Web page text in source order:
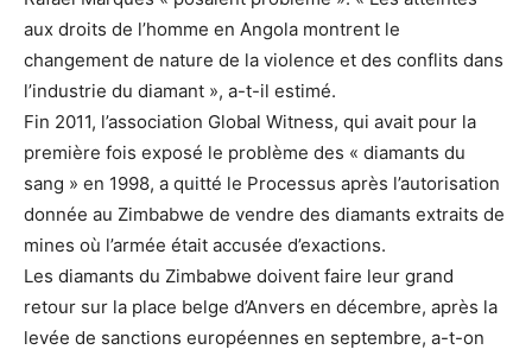
aux droits de l’homme en Angola montrent le
changement de nature de la violence et des conflits dans
l’industrie du diamant », a-t-il estimé.
Fin 2011, l’association Global Witness, qui avait pour la
première fois exposé le problème des « diamants du
sang » en 1998, a quitté le Processus après l’autorisation
donnée au Zimbabwe de vendre des diamants extraits de
mines où l’armée était accusée d’exactions.
Les diamants du Zimbabwe doivent faire leur grand
retour sur la place belge d’Anvers en décembre, après la
levée de sanctions européennes en septembre, a-t-on